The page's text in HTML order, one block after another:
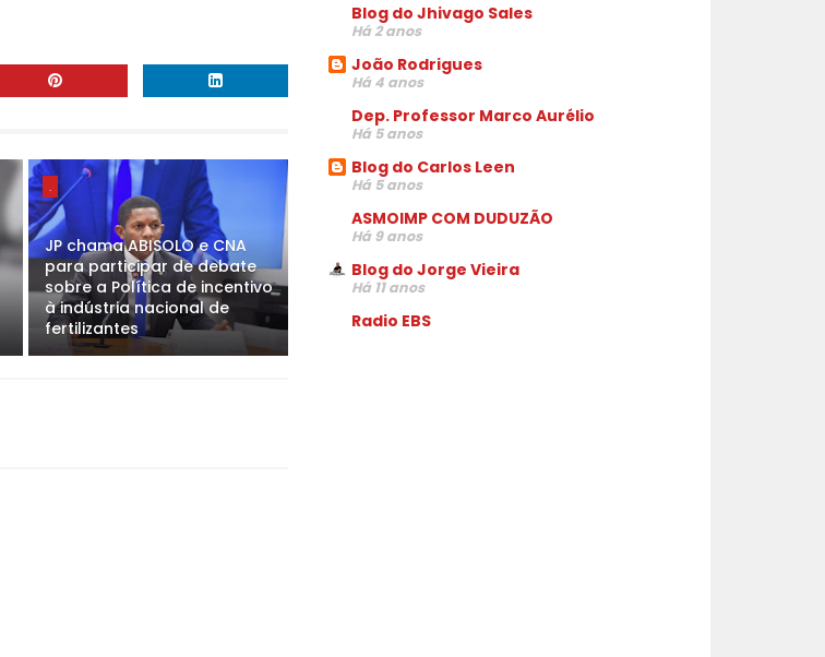
.
JP chama ABISOLO e CNA
para participar de debate
sobre a Política de incentivo
à indústria nacional de
fertilizantes
Blog do Jhivago Sales
Há 2 anos
João Rodrigues
Há 4 anos
Dep. Professor Marco Aurélio
Há 5 anos
Blog do Carlos Leen
Há 5 anos
ASMOIMP COM DUDUZÃO
Há 9 anos
Blog do Jorge Vieira
Há 11 anos
Radio EBS